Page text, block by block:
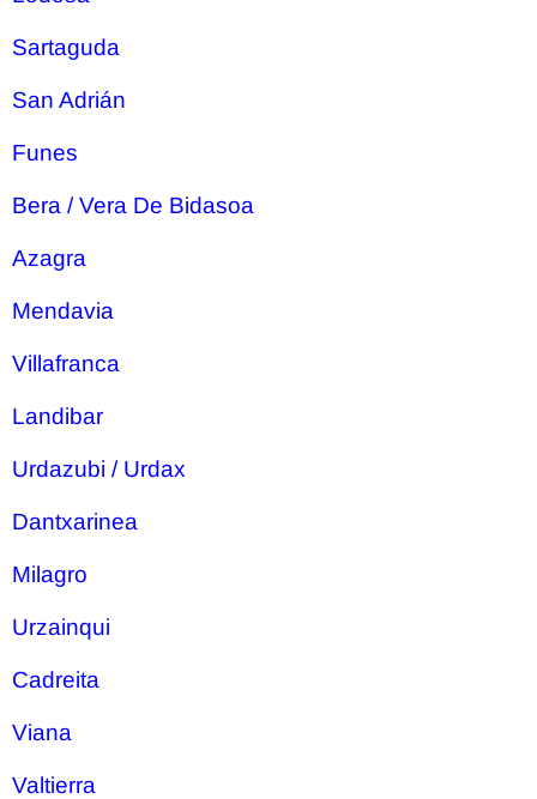
Sartaguda
San Adrián
Funes
Bera / Vera De Bidasoa
Azagra
Mendavia
Villafranca
Landibar
Urdazubi / Urdax
Dantxarinea
Milagro
Urzainqui
Cadreita
Viana
Valtierra